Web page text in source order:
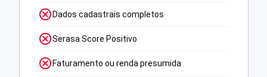
Dados cadastrais completos
Serasa Score Positivo
Faturamento ou renda presumida